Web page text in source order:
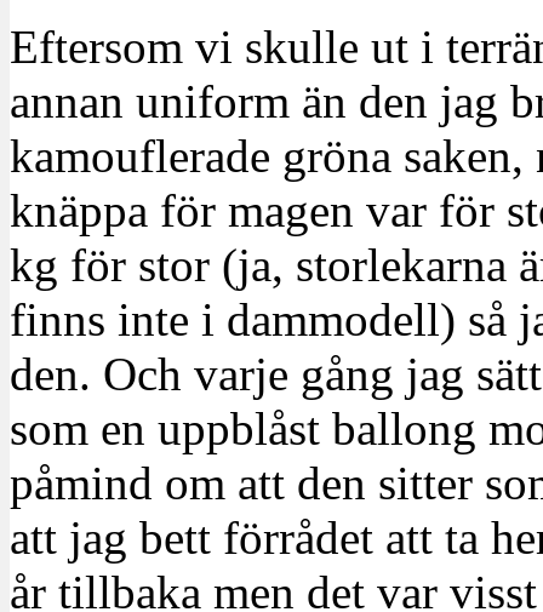
Eftersom vi skulle ut i
annan uniform än den jag
kamouflerade gröna
knäppa för magen var för
kg för stor (ja, storlekarna
finns inte i dammodell) så
den. Och varje gång jag
som en uppblåst ballong
påmind om att den sitter
att jag bett förrådet att ta
år tillbaka men det var